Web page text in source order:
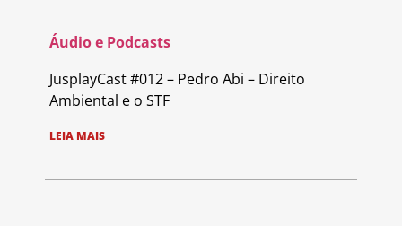
Áudio e Podcasts
JusplayCast #012 – Pedro Abi – Direito
Ambiental e o STF
LEIA MAIS